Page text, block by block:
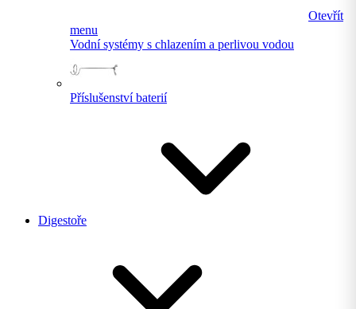
Otevřít
menu
Vodní systémy s chlazením a perlivou vodou
Příslušenství baterií
Digestoře